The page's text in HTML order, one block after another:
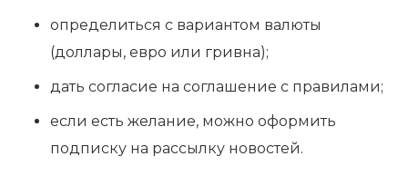
определиться с вариантом валюты
(доллары, евро или гривна);
дать согласие на соглашение с правилами;
если есть желание, можно оформить
подписку на рассылку новостей.